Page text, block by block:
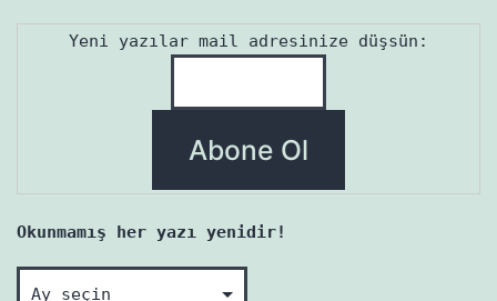
Yeni yazılar mail adresinize düşsün:
Okunmamış her yazı yenidir!
Okunmamış